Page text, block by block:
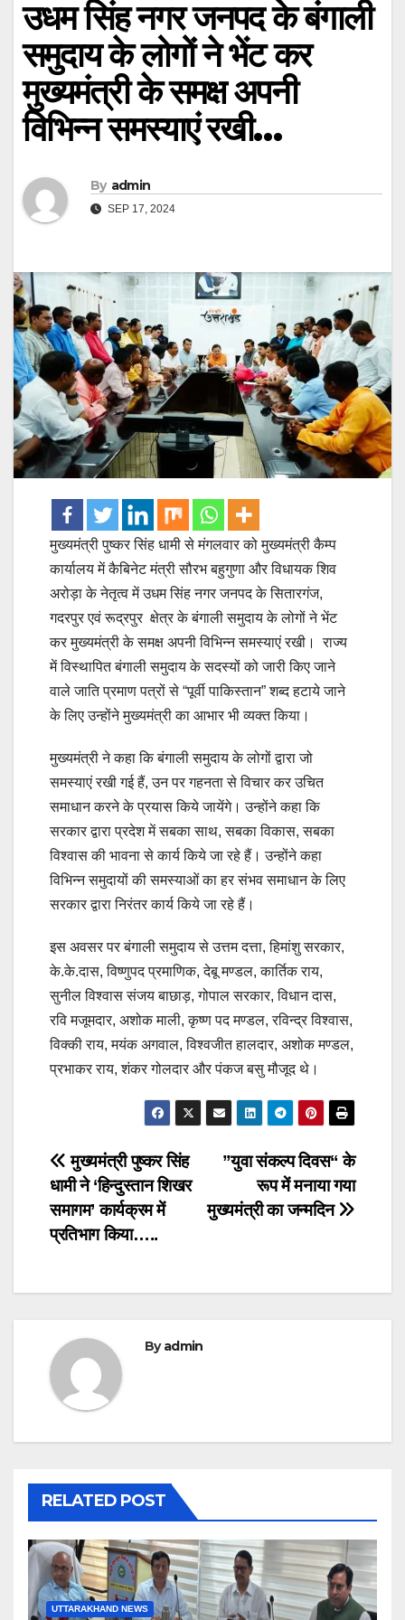
उधम सिंह नगर जनपद के बंगाली
समुदाय के लोगों ने भेंट कर
मुख्यमंत्री के समक्ष अपनी
विभिन्न समस्याएं रखी…
By admin
SEP 17, 2024
मुख्यमंत्री पुष्कर सिंह धामी से मंगलवार को मुख्यमंत्री कैम्प
कार्यालय में कैबिनेट मंत्री सौरभ बहुगुणा और विधायक शिव
अरोड़ा के नेतृत्व में उधम सिंह नगर जनपद के सितारगंज,
गदरपुर एवं रूद्रपुर क्षेत्र के बंगाली समुदाय के लोगों ने भेंट
कर मुख्यमंत्री के समक्ष अपनी विभिन्न समस्याएं रखी। राज्य
में विस्थापित बंगाली समुदाय के सदस्यों को जारी किए जाने
वाले जाति प्रमाण पत्रों से “पूर्वी पाकिस्तान” शब्द हटाये जाने
के लिए उन्होंने मुख्यमंत्री का आभार भी व्यक्त किया।
मुख्यमंत्री ने कहा कि बंगाली समुदाय के लोगों द्वारा जो
समस्याएं रखी गई हैं, उन पर गहनता से विचार कर उचित
समाधान करने के प्रयास किये जायेंगे। उन्होंने कहा कि
सरकार द्वारा प्रदेश में सबका साथ, सबका विकास, सबका
विश्वास की भावना से कार्य किये जा रहे हैं। उन्होंने कहा
विभिन्न समुदायों की समस्याओं का हर संभव समाधान के लिए
सरकार द्वारा निरंतर कार्य किये जा रहे हैं।
इस अवसर पर बंगाली समुदाय से उत्तम दत्ता, हिमांशु सरकार,
के.के.दास, विष्णुपद प्रमाणिक, देबू मण्डल, कार्तिक राय,
सुनील विश्वास संजय बाछाड़, गोपाल सरकार, विधान दास,
रवि मजूमदार, अशोक माली, कृष्ण पद मण्डल, रविन्द्र विश्वास,
विक्की राय, मयंक अगवाल, विश्वजीत हालदार, अशोक मण्डल,
प्रभाकर राय, शंकर गोलदार और पंकज बसु मौजूद थे।
Post
navigation
”युवा संकल्प दिवस“ के
रूप में मनाया गया
मुख्यमंत्री का जन्मदिन
मुख्यमंत्री पुष्कर सिंह
धामी ने ‘हिन्दुस्तान शिखर
समागम’ कार्यक्रम में
प्रतिभाग किया…..
Byadmin
RELATED POST
UTTARAKHAND NEWS